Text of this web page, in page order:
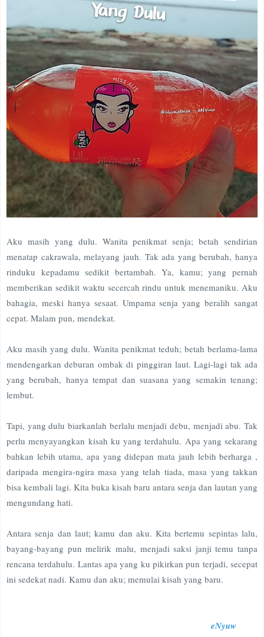
Aku masih yang dulu. Wanita penikmat senja; betah sendirian
menatap cakrawala, melayang jauh. Tak ada yang berubah, hanya
rinduku kepadamu sedikit bertambah. Ya, kamu; yang pernah
memberikan sedikit waktu secercah rindu untuk menemaniku. Aku
bahagia, meski hanya sesaat. Umpama senja yang beralih sangat
cepat. Malam pun, mendekat.
Aku masih yang dulu. Wanita penikmat teduh; betah berlama-lama
mendengarkan deburan ombak di pinggiran laut. Lagi-lagi tak ada
yang berubah, hanya tempat dan suasana yang semakin tenang;
lembut.
Tapi, yang dulu biarkanlah berlalu menjadi debu, menjadi abu. Tak
perlu menyayangkan kisah ku yang terdahulu. Apa yang sekarang
bahkan lebih utama, apa yang didepan mata jauh lebih berharga ,
daripada mengira-ngira masa yang telah tiada, masa yang takkan
bisa kembali lagi. Kita buka kisah baru antara senja dan lautan yang
mengundang hati.
Antara senja dan laut; kamu dan aku. Kita bertemu sepintas lalu,
bayang-bayang pun melirik malu, menjadi saksi janji temu tanpa
rencana terdahulu. Lantas apa yang ku pikirkan pun terjadi, secepat
ini sedekat nadi. Kamu dan aku; memulai kisah yang baru.
eNyuw